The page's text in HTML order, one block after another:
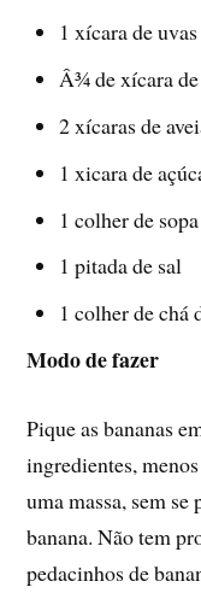
1 xí­cara de uvas
Â¾ de xí­cara de
2 xí­caras de
1 xicara de
1 colher de
1 pitada de sal
1 colher de chá
Modo de fazer
Pique as bananas
ingredientes,
uma massa, sem se
banana. Não tem
pedacinhos de